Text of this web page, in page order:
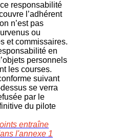
responsabilité
l’adhérent
n’est pas
ou
et commissaires.
en
personnels
les courses.
suivant
se verra
par le
du pilote
entraîne
l'annexe 1